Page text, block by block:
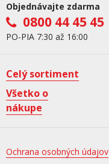
Objednávajte zdarma
0800 44 45 45
PO-PIA 7:30 až 16:00
Celý sortiment
Všetko o
nákupe
Ochrana osobných údajov